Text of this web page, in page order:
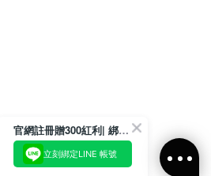
官網註冊贈300紅利| 綁定LINE再領取專屬優惠
立刻綁定LINE 帳號